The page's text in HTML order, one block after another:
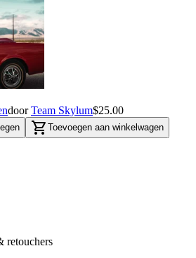
door Team Skylum$25.00
shopping_cart Toevoegen aan winkelwagen
retouchers